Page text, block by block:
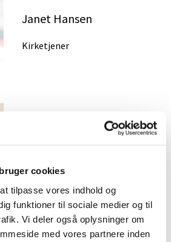
cookies
tilpasse vores indhold og
funktioner til sociale medier og til
Vi deler også oplysninger om
med vores partnere inden
Janet Hansen
Kirketjener